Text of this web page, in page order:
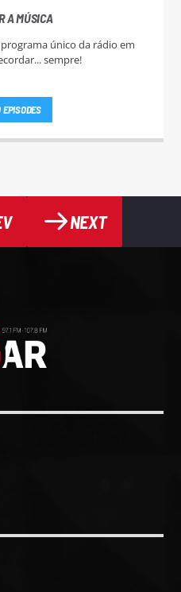
A MÚSICA
único da rádio em
sempre!
EPISODES
NEXT